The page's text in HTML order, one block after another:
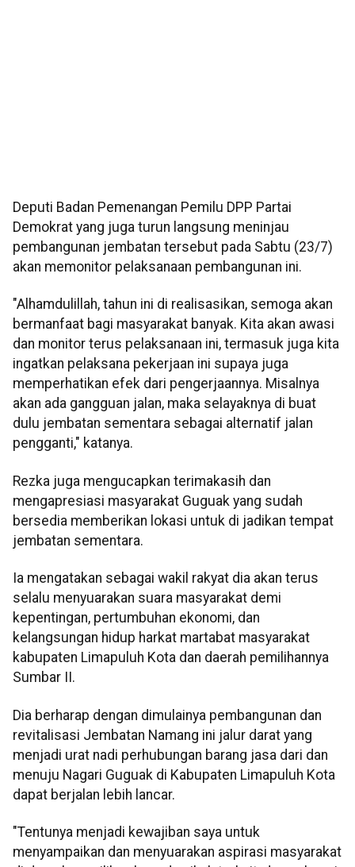
Deputi Badan Pemenangan Pemilu DPP Partai
Demokrat yang juga turun langsung meninjau
pembangunan jembatan tersebut pada Sabtu (23/7)
akan memonitor pelaksanaan pembangunan ini.
"Alhamdulillah, tahun ini di realisasikan, semoga akan
bermanfaat bagi masyarakat banyak. Kita akan awasi
dan monitor terus pelaksanaan ini, termasuk juga kita
ingatkan pelaksana pekerjaan ini supaya juga
memperhatikan efek dari pengerjaannya. Misalnya
akan ada gangguan jalan, maka selayaknya di buat
dulu jembatan sementara sebagai alternatif jalan
pengganti," katanya.
Rezka juga mengucapkan terimakasih dan
mengapresiasi masyarakat Guguak yang sudah
bersedia memberikan lokasi untuk di jadikan tempat
jembatan sementara.
Ia mengatakan sebagai wakil rakyat dia akan terus
selalu menyuarakan suara masyarakat demi
kepentingan, pertumbuhan ekonomi, dan
kelangsungan hidup harkat martabat masyarakat
kabupaten Limapuluh Kota dan daerah pemilihannya
Sumbar II.
Dia berharap dengan dimulainya pembangunan dan
revitalisasi Jembatan Namang ini jalur darat yang
menjadi urat nadi perhubungan barang jasa dari dan
menuju Nagari Guguak di Kabupaten Limapuluh Kota
dapat berjalan lebih lancar.
"Tentunya menjadi kewajiban saya untuk
menyampaikan dan menyuarakan aspirasi masyarakat